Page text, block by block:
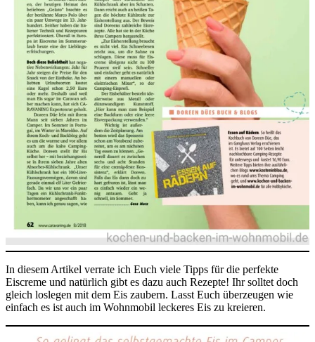
In diesem Artikel verrate ich Euch viele Tipps für die perfekte
Eiscreme und natürlich gibt es dazu auch Rezepte! Ihr solltet doch
gleich loslegen mit dem Eis zaubern. Lasst Euch überzeugen wie
einfach es ist auch im Wohnmobil leckeres Eis zu kreieren.